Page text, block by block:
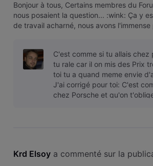
Bonjour à tous, Certains membres du
nous posaient la question... :wink: Ça y
de travail acharné, nous avons
premiers
C'est comme si tu allais chez
tu rale car il on mis des Prix
toi tu a quand meme envie
J'ai corrigé pour toi: C'est
chez Porsche et qu'on
Krd Elsoy a commenté sur la